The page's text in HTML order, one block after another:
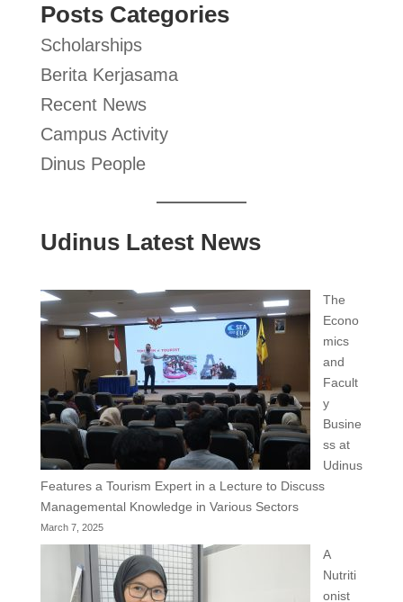
Posts Categories
Scholarships
Berita Kerjasama
Recent News
Campus Activity
Dinus People
Udinus Latest News
The
Econo
mics
and
Facult
y
Busine
ss at
Udinus
Features a Tourism Expert in a Lecture to Discuss
Managemental Knowledge in Various Sectors
March 7, 2025
A
Nutriti
onist